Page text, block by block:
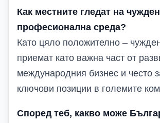
Как местните гледат на
професионална среда?
Като цяло положително –
приемат като важна част от
международния бизнес и често
ключови позиции в големите
Според теб, какво може